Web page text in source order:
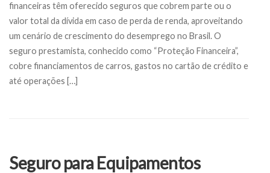
financeiras têm oferecido seguros que cobrem parte ou o
valor total da dívida em caso de perda de renda, aproveitando
um cenário de crescimento do desemprego no Brasil. O
seguro prestamista, conhecido como “Proteção Financeira”,
cobre financiamentos de carros, gastos no cartão de crédito e
até operações […]
Seguro para Equipamentos